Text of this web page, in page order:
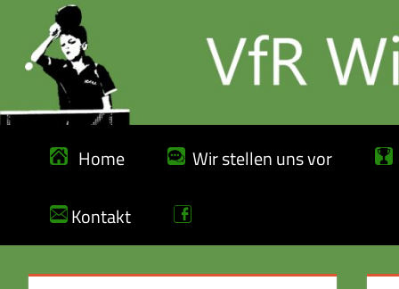
springen
Home Wir stellen uns vor
Kontakt